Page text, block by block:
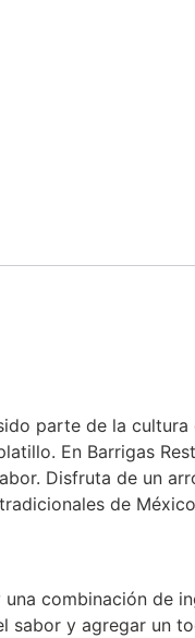
parte de la
En Barrigas
Disfruta de un
de
combinación de
y agregar un